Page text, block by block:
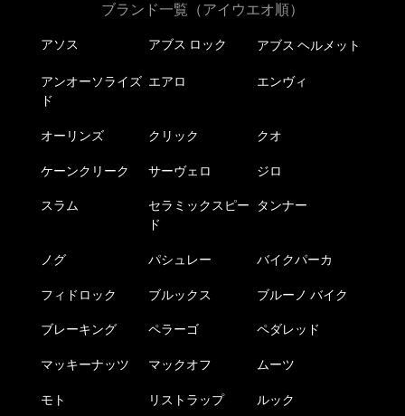
ブランド一覧（アイウエオ順）
アソス アブス ロック アブス ヘルメット
アンオーソライズ
ド
エアロ エンヴィ
オーリンズ クリック クオ
ケーンクリーク サーヴェロ ジロ
スラム
セラミックスピー
ド
タンナー
ノグ パシュレー バイクパーカ
フィドロック ブルックス ブルーノ バイク
ブレーキング ペラーゴ ペダレッド
マッキーナッツ マックオフ ムーツ
モト リストラップ ルック